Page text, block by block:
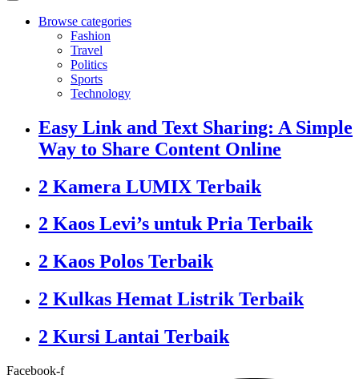
Browse categories
Fashion
Travel
Politics
Sports
Technology
Easy Link and Text Sharing: A Simple
Way to Share Content Online
2 Kamera LUMIX Terbaik
2 Kaos Levi’s untuk Pria Terbaik
2 Kaos Polos Terbaik
2 Kulkas Hemat Listrik Terbaik
2 Kursi Lantai Terbaik
Facebook-f